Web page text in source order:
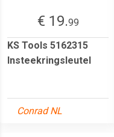
€ 19.99
KS Tools 5162315
Insteekringsleutel
Conrad NL